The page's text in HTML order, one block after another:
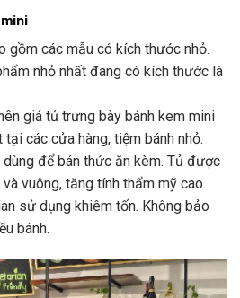
gồm các mẫu có kích thước nhỏ.
nhỏ nhất đang có kích thước là
giá tủ trưng bày bánh kem mini
các cửa hàng, tiệm bánh nhỏ.
để bán thức ăn kèm. Tủ được
vuông, tăng tính thẩm mỹ cao.
sử dụng khiêm tốn. Không bảo
bánh.